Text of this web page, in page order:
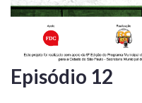
Episódio 12